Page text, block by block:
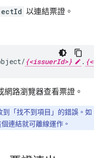
以連結票證。
{<issuerId>} .
網路瀏覽器查看票證。
到「找不到項目」的錯誤。如
連結就可離線運作。